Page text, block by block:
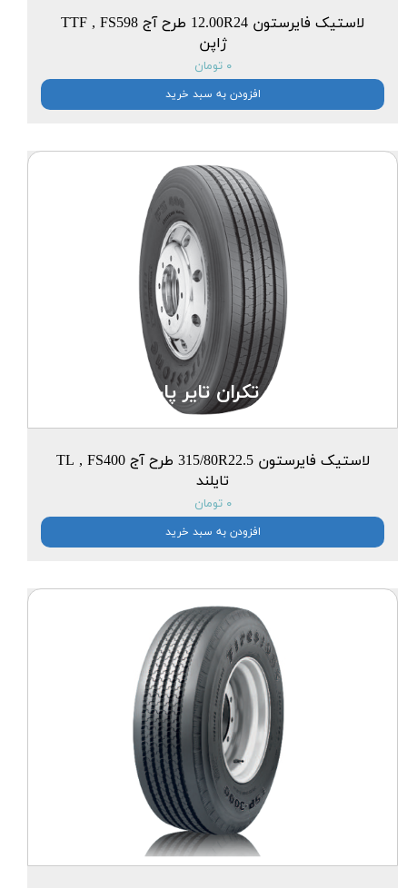
لاستیک فایرستون 12.00R24 طرح آج TTF , FS598
ژاپن
۰ تومان
افزودن به سبد خرید
لاستیک فایرستون 315/80R22.5 طرح آج TL , FS400
تایلند
۰ تومان
افزودن به سبد خرید
شرکت تکران تایر پارس :